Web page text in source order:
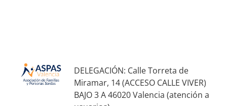
DELEGACIÓN: Calle Torreta de
Miramar, 14 (ACCESO CALLE VIVER)
BAJO 3 A 46020 Valencia (atención a